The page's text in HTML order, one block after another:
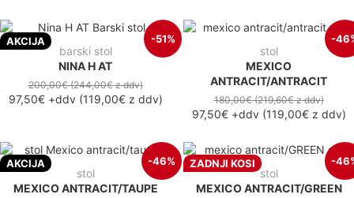
AKCIJA -51%
barski stol
NINA H AT
200,00€(244,00€z ddv)
97,50€+ddv(119,00€z ddv)
-
stol
MEXICO
ANTRACIT/ANTRACIT
180,00€(219,60€z ddv)
97,50€+ddv(119,00€z ddv)
AKCIJA -46%
stol
MEXICO ANTRACIT/TAUPE
ZADNJI KOSI -
stol
MEXICO ANTRACIT/GREEN